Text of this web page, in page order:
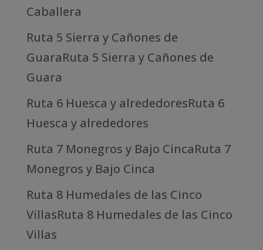
Caballera
Ruta 5 Sierra y Cañones de
GuaraRuta 5 Sierra y Cañones de
Guara
Ruta 6 Huesca y alrededoresRuta 6
Huesca y alrededores
Ruta 7 Monegros y Bajo CincaRuta 7
Monegros y Bajo Cinca
Ruta 8 Humedales de las Cinco
VillasRuta 8 Humedales de las Cinco
Villas